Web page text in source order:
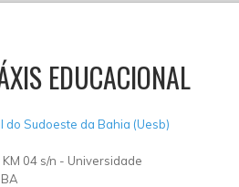
EDUCACIONAL
do Sudoeste da Bahia (Uesb)
KM 04 s/n - Universidade
BA